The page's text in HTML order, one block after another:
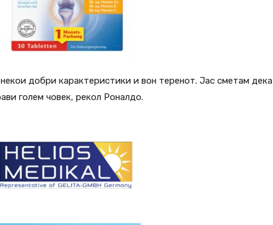
добри карактеристики и вон теренот. Јас сметам дека
голем човек, рекол Роналдо.